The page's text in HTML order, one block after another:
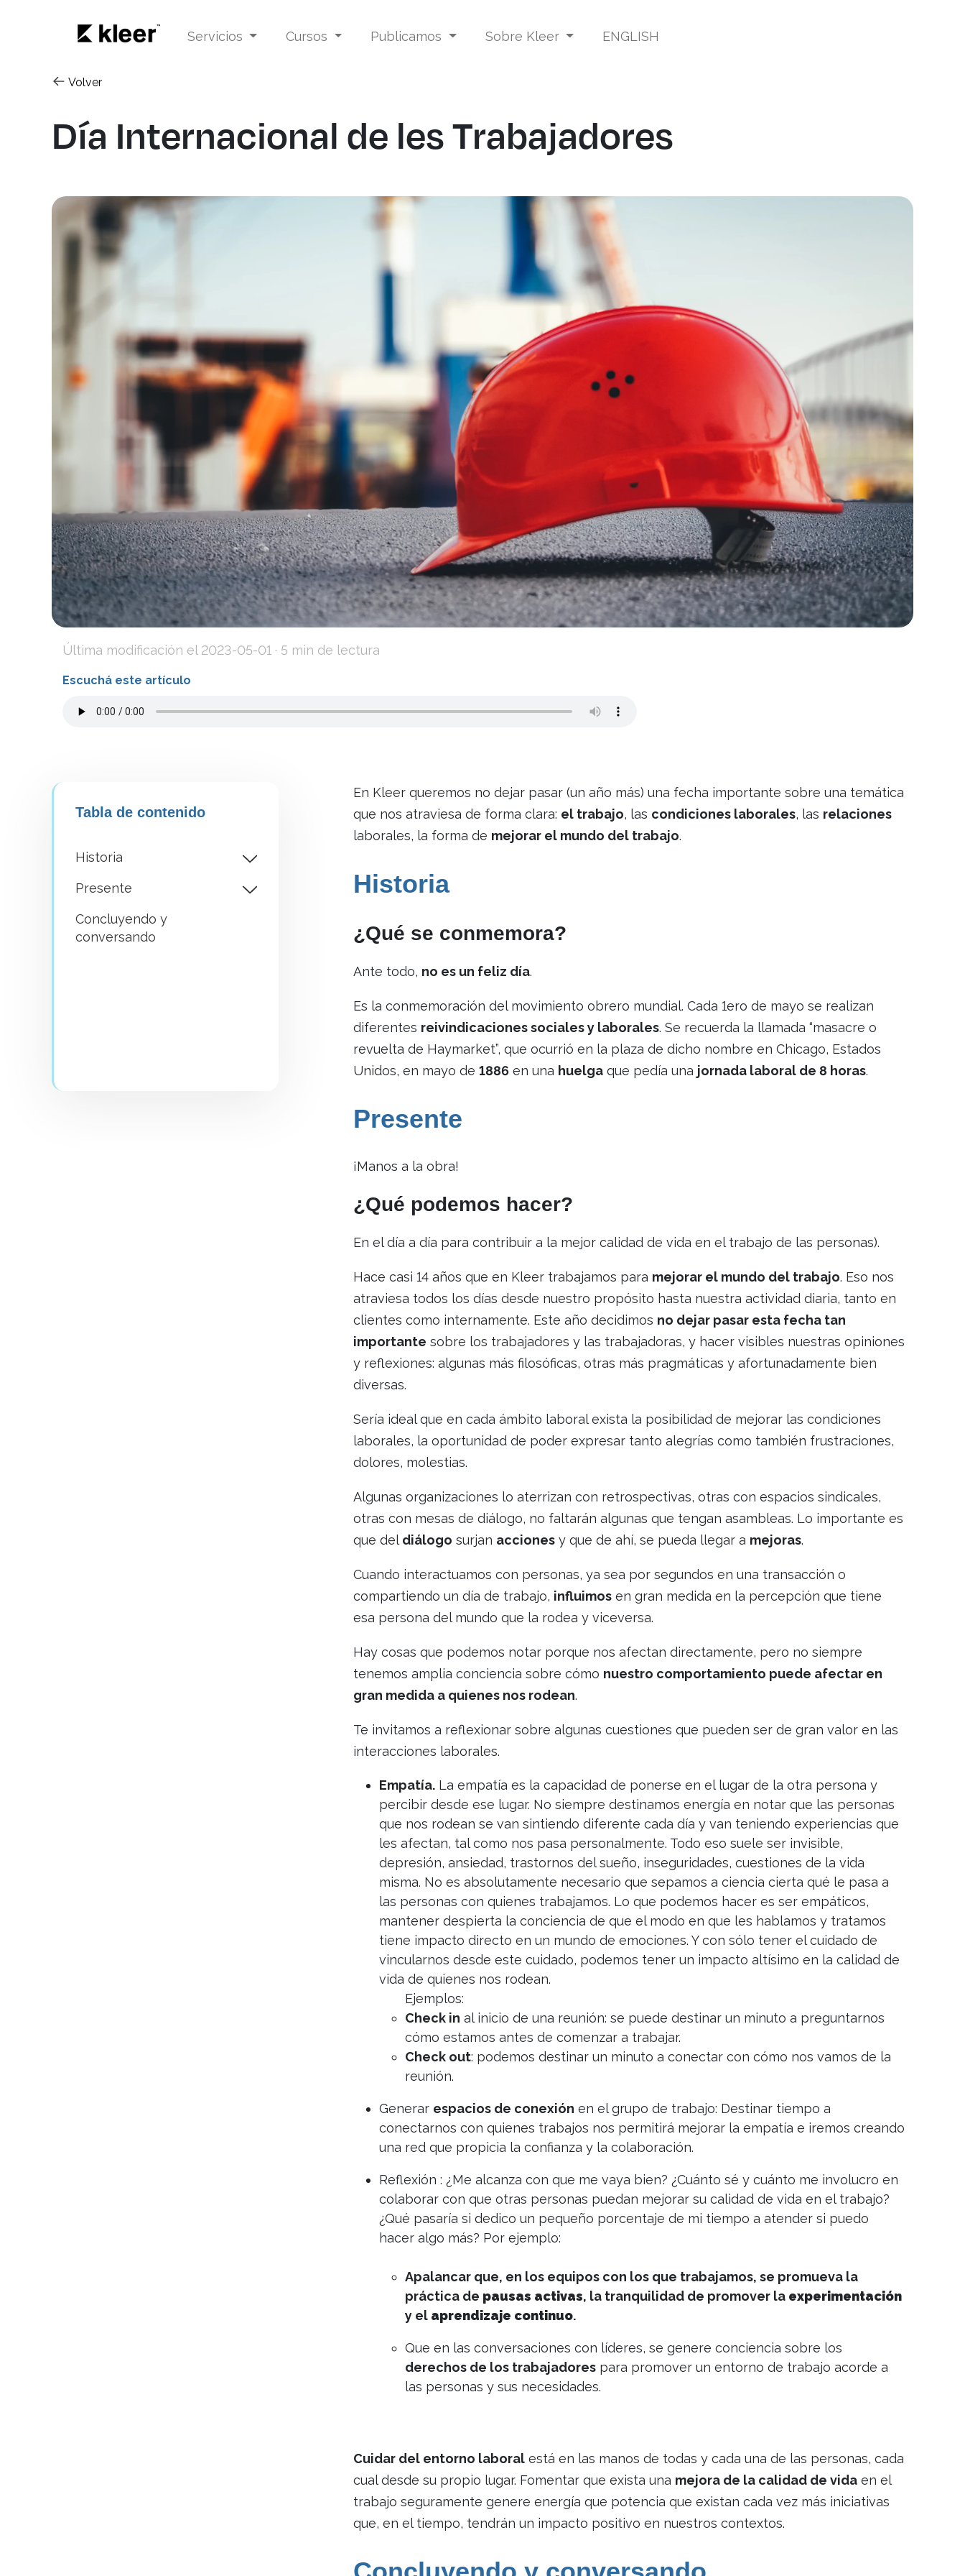
Servicios Cursos Publicamos Sobre Kleer ENGLISH
Volver
Día Internacional de les Trabajadores
Última modificación el 2023-05-01 · 5 min de lectura
Escuchá este artículo
Tabla de contenido
Historia
Presente
Concluyendo y
conversando
En Kleer queremos no dejar pasar (un año más) una fecha importante sobre una temática
que nos atraviesa de forma clara: el trabajo, las condiciones laborales, las relaciones
laborales, la forma de mejorar el mundo del trabajo.
Historia
¿Qué se conmemora?
Ante todo, no es un feliz día.
Es la conmemoración del movimiento obrero mundial. Cada 1ero de mayo se realizan
diferentes reivindicaciones sociales y laborales. Se recuerda la llamada “masacre o
revuelta de Haymarket”, que ocurrió en la plaza de dicho nombre en Chicago, Estados
Unidos, en mayo de 1886 en una huelga que pedía una jornada laboral de 8 horas.
Presente
¡Manos a la obra!
¿Qué podemos hacer?
En el día a día para contribuir a la mejor calidad de vida en el trabajo de las personas).
Hace casi 14 años que en Kleer trabajamos para mejorar el mundo del trabajo. Eso nos
atraviesa todos los días desde nuestro propósito hasta nuestra actividad diaria, tanto en
clientes como internamente. Este año decidimos no dejar pasar esta fecha tan
importante sobre los trabajadores y las trabajadoras, y hacer visibles nuestras opiniones
y reflexiones: algunas más filosóficas, otras más pragmáticas y afortunadamente bien
diversas.
Sería ideal que en cada ámbito laboral exista la posibilidad de mejorar las condiciones
laborales, la oportunidad de poder expresar tanto alegrías como también frustraciones,
dolores, molestias.
Algunas organizaciones lo aterrizan con retrospectivas, otras con espacios sindicales,
otras con mesas de diálogo, no faltarán algunas que tengan asambleas. Lo importante es
que deldiálogo surjan acciones y que de ahí, se pueda llegar a mejoras.
Cuando interactuamos con personas, ya sea por segundos en una transacción o
compartiendo un día de trabajo, influimos en gran medida en la percepción que tiene
esa persona del mundo que la rodea y viceversa.
Hay cosas que podemos notar porque nos afectan directamente, pero no siempre
tenemos amplia conciencia sobre cómo nuestro comportamiento puede afectar en
gran medida a quienes nos rodean.
Te invitamos a reflexionar sobre algunas cuestiones que pueden ser de gran valor en las
interacciones laborales.
Empatía. La empatía es la capacidad de ponerse en el lugar de la otra persona y
percibir desde ese lugar. No siempre destinamos energía en notar que las personas
que nos rodean se van sintiendo diferente cada día y van teniendo experiencias que
les afectan, tal como nos pasa personalmente. Todo eso suele ser invisible,
depresión, ansiedad, trastornos del sueño, inseguridades, cuestiones de la vida
misma. No es absolutamente necesario que sepamos a ciencia cierta qué le pasa a
las personas con quienes trabajamos. Lo que podemos hacer es ser empáticos,
mantener despierta la conciencia de que el modo en que les hablamos y tratamos
tiene impacto directo en un mundo de emociones. Y con sólo tener el cuidado de
vincularnos desde este cuidado, podemos tener un impacto altísimo en la calidad de
vida de quienes nos rodean.
Ejemplos:
Check in al inicio de una reunión: se puede destinar un minuto a preguntarnos
cómo estamos antes de comenzar a trabajar.
Check out: podemos destinar un minuto a conectar con cómo nos vamos de la
reunión.
Generar espacios de conexión en el grupo de trabajo: Destinar tiempo a
conectarnos con quienes trabajos nos permitirá mejorar la empatía e iremos creando
una red que propicia la confianza y la colaboración.
Reflexión : ¿Me alcanza con que me vaya bien? ¿Cuánto sé y cuánto me involucro en
colaborar con que otras personas puedan mejorar su calidad de vida en el trabajo?
¿Qué pasaría si dedico un pequeño porcentaje de mi tiempo a atender si puedo
hacer algo más? Por ejemplo:
Apalancar que, en los equipos con los que trabajamos, se promueva la
práctica de pausas activas, la tranquilidad de promover la experimentación
y el aprendizaje continuo.
Que en las conversaciones con líderes, se genere conciencia sobre los
derechos de los trabajadores para promover un entorno de trabajo acorde a
las personas y sus necesidades.
Cuidar del entorno laboral está en las manos de todas y cada una de las personas, cada
cual desde su propio lugar. Fomentar que exista una mejora de la calidad de vida en el
trabajo seguramente genere energía que potencia que existan cada vez más iniciativas
que, en el tiempo, tendrán un impacto positivo en nuestros contextos.